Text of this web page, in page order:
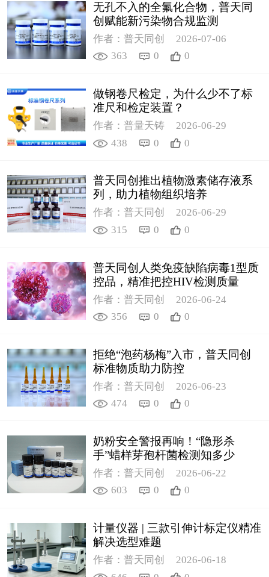
无孔不入的全氟化合物，普天同
创赋能新污染物合规监测
作者：普天同创
2026-07-06
363
0 0
做钢卷尺检定，为什么少不了标
准尺和检定装置？
作者：普量天铸
2026-06-29
438
0 0
普天同创推出植物激素储存液系
列，助力植物组织培养
作者：普天同创
2026-06-29
315
0 0
普天同创人类免疫缺陷病毒1型质
控品，精准把控HIV检测质量
作者：普天同创
2026-06-24
356
0 0
拒绝“泡药杨梅”入市，普天同创
标准物质助力防控
作者：普天同创
2026-06-23
474
0 0
奶粉安全警报再响！“隐形杀
手”蜡样芽孢杆菌检测知多少
作者：普天同创
2026-06-22
603
0 0
计量仪器 | 三款引伸计标定仪精准
解决选型难题
作者：普天同创
2026-06-18